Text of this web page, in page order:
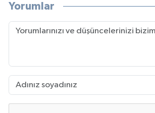
Yorumlar